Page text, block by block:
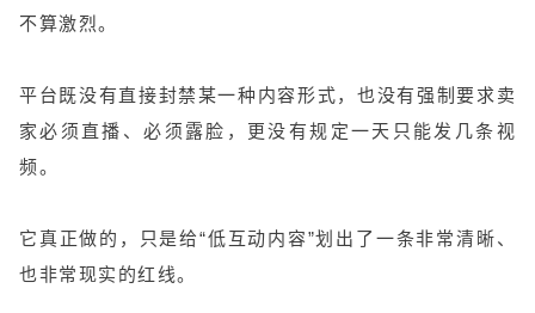
不算激烈。
平台既没有直接封禁某一种内容形式，也没有强制要求卖
家必须直播、必须露脸，更没有规定一天只能发几条视
频。
它真正做的，只是给“低互动内容”划出了一条非常清晰、
也非常现实的红线。